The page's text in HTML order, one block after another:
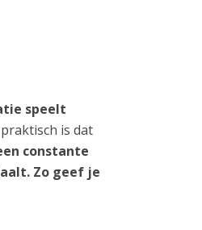
speelt
is dat
constante
Zo geef je